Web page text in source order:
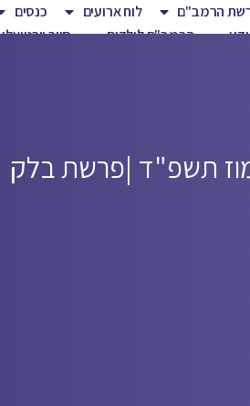
הרמב"ם לוח ארועים כנסים
הרמב"ם לילדים סיור וירטואלי
תשפ"ד |פרשת בלק